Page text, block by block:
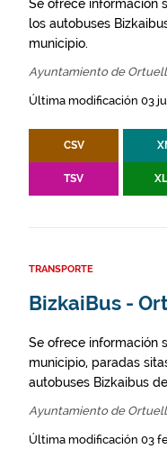
Se ofrece información
los autobuses
municipio.
Ayuntamiento de
Última modificación 03
CSV
TSV
TRANSPORTE
BizkaiBus -
Se ofrece información
municipio, paradas
autobuses Bizkaibus
Ayuntamiento de
Última modificación 03